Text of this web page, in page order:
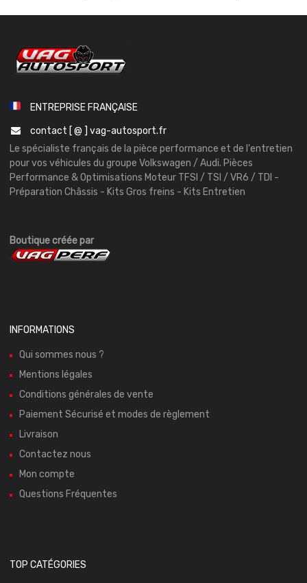
ENTREPRISE FRANÇAISE
contact [ @ ] vag-autosport.fr
Le spécialiste français de la pièce performance et de l'entretien
pour vos véhicules du groupe Volkswagen / Audi. Pièces
Performance & Optimisations Moteur TFSI / TSI / VR6 / TDI -
Préparation Châssis - Kits Gros freins - Kits Entretien
Boutique créée par
INFORMATIONS
Qui sommes nous ?
Mentions légales
Conditions générales de vente
Paiement Sécurisé et modes de règlement
Livraison
Contactez nous
Mon compte
Questions Fréquentes
TOP CATÉGORIES